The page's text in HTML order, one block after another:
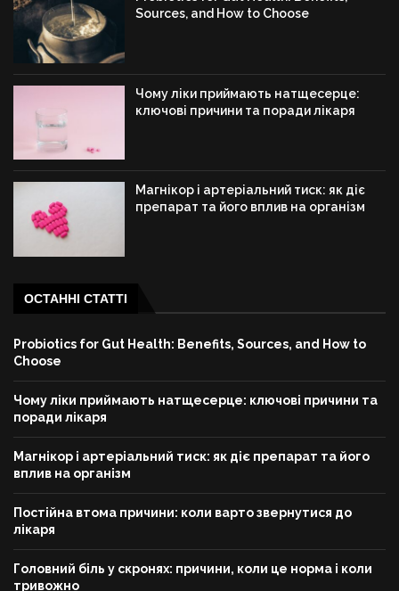
Sources, and How to Choose
Чому ліки приймають натщесерце:
ключові причини та поради лікаря
Магнікор і артеріальний тиск: як діє
препарат та його вплив на організм
ОСТАННІ СТАТТІ
Probiotics for Gut Health: Benefits, Sources, and How to
Choose
Чому ліки приймають натщесерце: ключові причини та
поради лікаря
Магнікор і артеріальний тиск: як діє препарат та його
вплив на організм
Постійна втома причини: коли варто звернутися до
лікаря
Головний біль у скронях: причини, коли це норма і коли
тривожно